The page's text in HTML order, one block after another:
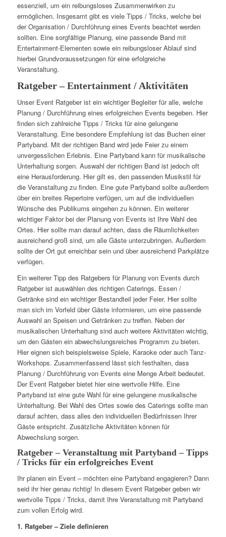
essenziell, um ein reibungsloses Zusammenwirken zu
ermöglichen. Insgesamt gibt es viele Tipps / Tricks, welche bei
der Organisation / Durchführung eines Events beachtet werden
sollten. Eine sorgfältige Planung, eine passende Band mit
Entertainment-Elementen sowie ein reibungsloser Ablauf sind
hierbei Grundvoraussetzungen für eine erfolgreiche
Veranstaltung.
Ratgeber – Entertainment / Aktivitäten
Unser Event Ratgeber ist ein wichtiger Begleiter für alle, welche
Planung / Durchführung eines erfolgreichen Events begeben. Hier
finden sich zahlreiche Tipps / Tricks für eine gelungene
Veranstaltung. Eine besondere Empfehlung ist das Buchen einer
Partyband. Mit der richtigen Band wird jede Feier zu einem
unvergesslichen Erlebnis. Eine Partyband kann für musikalische
Unterhaltung sorgen. Auswahl der richtigen Band ist jedoch oft
eine Herausforderung. Hier gilt es, den passenden Musikstil für
die Veranstaltung zu finden. Eine gute Partyband sollte außerdem
über ein breites Repertoire verfügen, um auf die individuellen
Wünsche des Publikums eingehen zu können. Ein weiterer
wichtiger Faktor bei der Planung von Events ist Ihre Wahl des
Ortes. Hier sollte man darauf achten, dass die Räumlichkeiten
ausreichend groß sind, um alle Gäste unterzubringen. Außerdem
sollte der Ort gut erreichbar sein und über ausreichend Parkplätze
verfügen.
Ein weiterer Tipp des Ratgebers für Planung von Events durch
Ratgeber ist auswählen des richtigen Caterings. Essen /
Getränke sind ein wichtiger Bestandteil jeder Feier. Hier sollte
man sich im Vorfeld über Gäste informieren, um eine passende
Auswahl an Speisen und Getränken zu treffen. Neben der
musikalischen Unterhaltung sind auch weitere Aktivitäten wichtig,
um den Gästen ein abwechslungsreiches Programm zu bieten.
Hier eignen sich beispielsweise Spiele, Karaoke oder auch Tanz-
Workshops. Zusammenfassend lässt sich festhalten, dass
Planung / Durchführung von Events eine Menge Arbeit bedeutet.
Der Event Ratgeber bietet hier eine wertvolle Hilfe. Eine
Partyband ist eine gute Wahl für eine gelungene musikalische
Unterhaltung. Bei Wahl des Ortes sowie des Caterings sollte man
darauf achten, dass alles den individuellen Bedürfnissen Ihrer
Gäste entspricht. Zusätzliche Aktivitäten können für
Abwechslung sorgen.
Ratgeber – Veranstaltung mit Partyband – Tipps
/ Tricks für ein erfolgreiches Event
Ihr planen ein Event – möchten eine Partyband engagieren? Dann
seid ihr hier genau richtig! In diesem Event Ratgeber geben wir
wertvolle Tipps / Tricks, damit Ihre Veranstaltung mit Partyband
zum vollen Erfolg wird.
1. Ratgeber – Ziele definieren